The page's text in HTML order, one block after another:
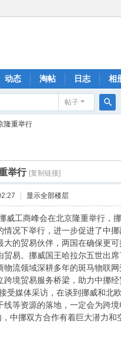
动态 淘帖 日志 相
帖子
隆重举行
举行 [复制链接]
显示全部楼层
商峰会在北京隆重举行，挪
况下举行，进一步促进了中
贸易伙伴，两国在确保更可
易。挪威国王哈拉尔五世出
领域深耕多年的斑马物联网
境贸易服务桥梁，助力中挪
媒体采访，在谈到挪威和北欧
线等资源的落地，一定会为跨境
挪双方合作有着巨大潜力和